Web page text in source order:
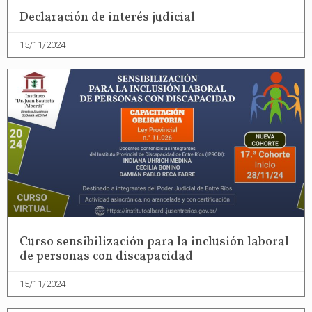
Declaración de interés judicial
15/11/2024
Curso sensibilización para la inclusión laboral
de personas con discapacidad
15/11/2024